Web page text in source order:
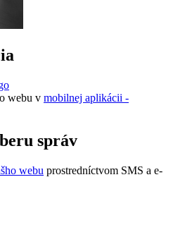
webu v mobilnej aplikácii -
správ
webu prostredníctvom SMS a e-